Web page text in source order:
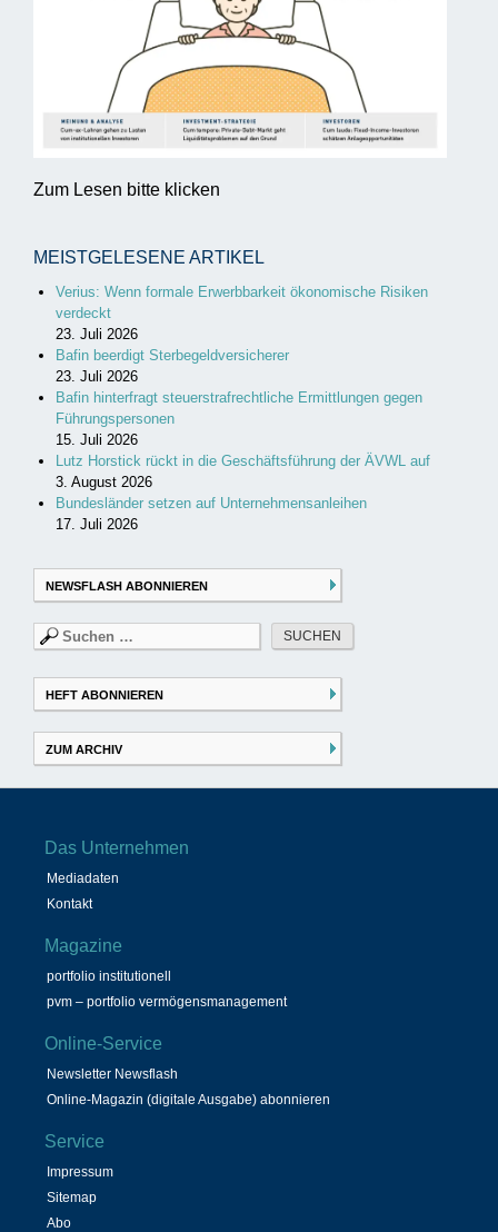
Zum Lesen bitte klicken
MEISTGELESENE ARTIKEL
Verius: Wenn formale Erwerbbarkeit ökonomische Risiken
verdeckt
23. Juli 2026
Bafin beerdigt Sterbegeldversicherer
23. Juli 2026
Bafin hinterfragt steuerstrafrechtliche Ermittlungen gegen
Führungspersonen
15. Juli 2026
Lutz Horstick rückt in die Geschäftsführung der ÄVWL auf
3. August 2026
Bundesländer setzen auf Unternehmensanleihen
17. Juli 2026
NEWSFLASH ABONNIEREN
Suchen
nach:
HEFT ABONNIEREN
ZUM ARCHIV
Das Unternehmen
Mediadaten
Kontakt
Magazine
portfolio institutionell
pvm – portfolio vermögensmanagement
Online-Service
Newsletter Newsflash
Online-Magazin (digitale Ausgabe) abonnieren
Service
Impressum
Sitemap
Abo